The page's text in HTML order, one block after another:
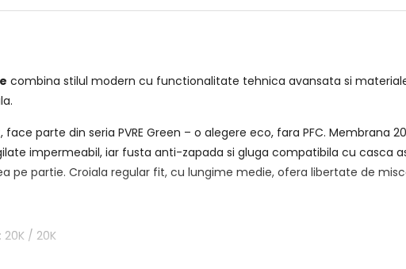
combina stilul modern cu functionalitate tehnica avansata si
face parte din seria PVRE Green – o alegere eco, fara PFC.
impermeabil, iar fusta anti-zapada si gluga compatibila cu casca
pe partie. Croiala regular fit, cu lungime medie, ofera libertate de
/ 20K